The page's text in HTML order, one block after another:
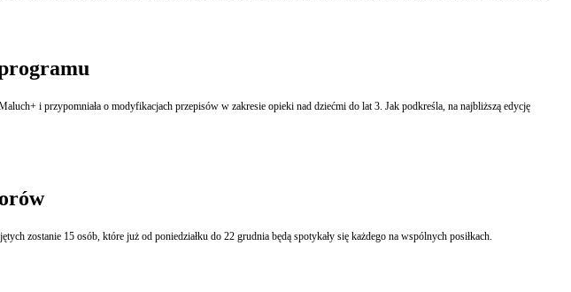
i przypomniała o modyfikacjach przepisów w zakresie opieki nad dziećmi do lat 3. Jak podkreśla, na najbliższą edycję
zostanie 15 osób, które już od poniedziałku do 22 grudnia będą spotykały się każdego na wspólnych posiłkach.